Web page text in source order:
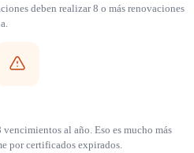
deben realizar 8 o más renovaciones
al año. Eso es mucho más
por certificados expirados.